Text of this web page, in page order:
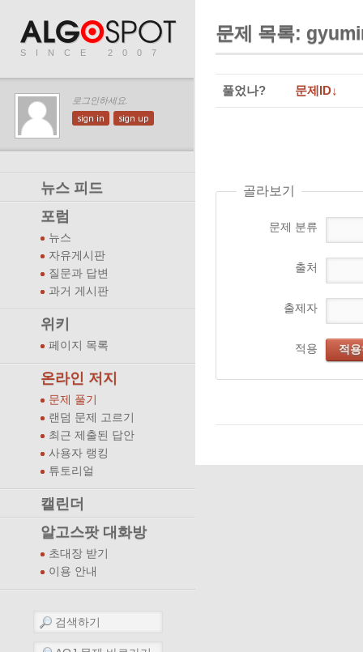
SINCE 2007
로그인하세요.
sign in sign up
뉴스 피드
포럼
뉴스
자유게시판
질문과 답변
과거 게시판
위키
페이지 목록
온라인 저지
문제 풀기
랜덤 문제 고르기
최근 제출된 답안
사용자 랭킹
튜토리얼
캘린더
알고스팟 대화방
초대장 받기
이용 안내
문제 목록:
풀었나? 문제ID↓
골라보기
문제 분류
출처
출제자
적용 적